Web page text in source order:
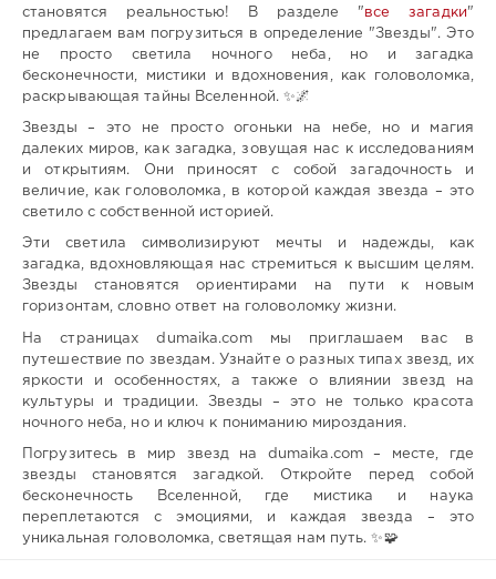
становятся реальностью! В разделе "все загадки"
предлагаем вам погрузиться в определение "Звезды". Это
не просто светила ночного неба, но и загадка
бесконечности, мистики и вдохновения, как головоломка,
раскрывающая тайны Вселенной. ✨🌌
Звезды – это не просто огоньки на небе, но и магия
далеких миров, как загадка, зовущая нас к исследованиям
и открытиям. Они приносят с собой загадочность и
величие, как головоломка, в которой каждая звезда – это
светило с собственной историей.
Эти светила символизируют мечты и надежды, как
загадка, вдохновляющая нас стремиться к высшим целям.
Звезды становятся ориентирами на пути к новым
горизонтам, словно ответ на головоломку жизни.
На страницах dumaika.com мы приглашаем вас в
путешествие по звездам. Узнайте о разных типах звезд, их
яркости и особенностях, а также о влиянии звезд на
культуры и традиции. Звезды – это не только красота
ночного неба, но и ключ к пониманию мироздания.
Погрузитесь в мир звезд на dumaika.com – месте, где
звезды становятся загадкой. Откройте перед собой
бесконечность Вселенной, где мистика и наука
переплетаются с эмоциями, и каждая звезда – это
уникальная головоломка, светящая нам путь. ✨🧩